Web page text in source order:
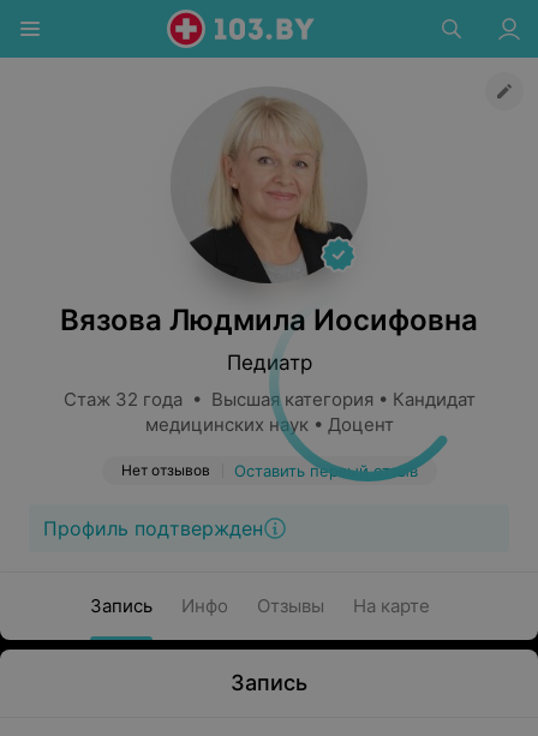
Вязова Людмила Иосифовна
Педиатр
Стаж 32 года • Высшая категория • Кандидат
медицинских наук • Доцент
Нет отзывов Оставить первый отзыв
Профиль подтвержден
Запись Инфо Отзывы На карте
Запись